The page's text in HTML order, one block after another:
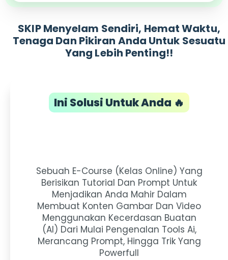
SKIP Menyelam Sendiri, Hemat Waktu,
Tenaga Dan Pikiran Anda Untuk Sesuatu
Yang Lebih Penting!!
Ini Solusi Untuk Anda 🔥
Sebuah E-Course (kelas Online) Yang
Berisikan Tutorial Dan Prompt Untuk
Menjadikan Anda Mahir Dalam
Membuat Konten Gambar Dan Video
Menggunakan Kecerdasan Buatan
(AI) Dari Mulai Pengenalan Tools Ai,
Merancang Prompt, Hingga Trik Yang
Powerfull